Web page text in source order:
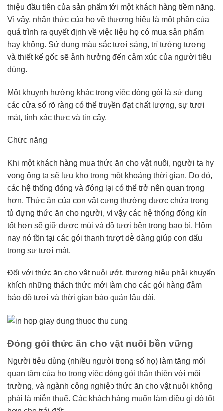
thiệu đầu tiên của sản phẩm tới một khách hàng tiềm năng.
Vì vậy, nhận thức của họ về thương hiệu là một phần của
quá trình ra quyết định về việc liệu họ có mua sản phẩm
hay không. Sử dụng màu sắc tươi sáng, trí tưởng tượng
và thiết kế gốc sẽ ảnh hưởng đến cảm xúc của người tiêu
dùng.
Một khuynh hướng khác trong việc đóng gói là sử dụng
các cửa sổ rõ ràng có thể truyền đạt chất lượng, sự tươi
mát, tính xác thực và tin cậy.
Chức năng
Khi một khách hàng mua thức ăn cho vật nuôi, người ta hy
vọng ông ta sẽ lưu kho trong một khoảng thời gian. Do đó,
các hệ thống đóng và đóng lại có thể trở nên quan trọng
hơn. Thức ăn của con vật cưng thường được chứa trong
tủ đựng thức ăn cho người, vì vậy các hệ thống đóng kín
tốt hơn sẽ giữ được mùi và độ tươi bên trong bao bì. Hôm
nay nó tồn tại các gói thanh trượt dễ dàng giúp con dấu
trong sự tươi mát.
Đối với thức ăn cho vật nuôi ướt, thương hiệu phải khuyến
khích những thách thức mới làm cho các gói hàng đảm
bảo độ tươi và thời gian bảo quản lâu dài.
Đóng gói thức ăn cho vật nuôi bền vững
Người tiêu dùng (nhiều người trong số họ) làm tăng mối
quan tâm của họ trong việc đóng gói thân thiện với môi
trường, và ngành công nghiệp thức ăn cho vật nuôi không
phải là miễn thuế. Các khách hàng muốn làm điều gì đó tốt